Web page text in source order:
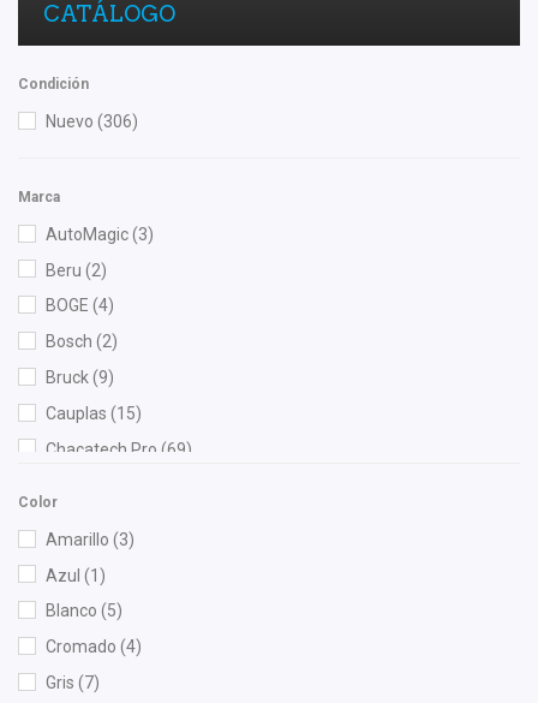
CATÁLOGO
Condición
Nuevo (306)
Marca
AutoMagic(3)
Beru (2)
BOGE (4)
Bosch (2)
Bruck(9)
Cauplas (15)
Chacatech Pro (69)
Color
Amarillo (3)
Azul (1)
Blanco (5)
Cromado (4)
Gris (7)